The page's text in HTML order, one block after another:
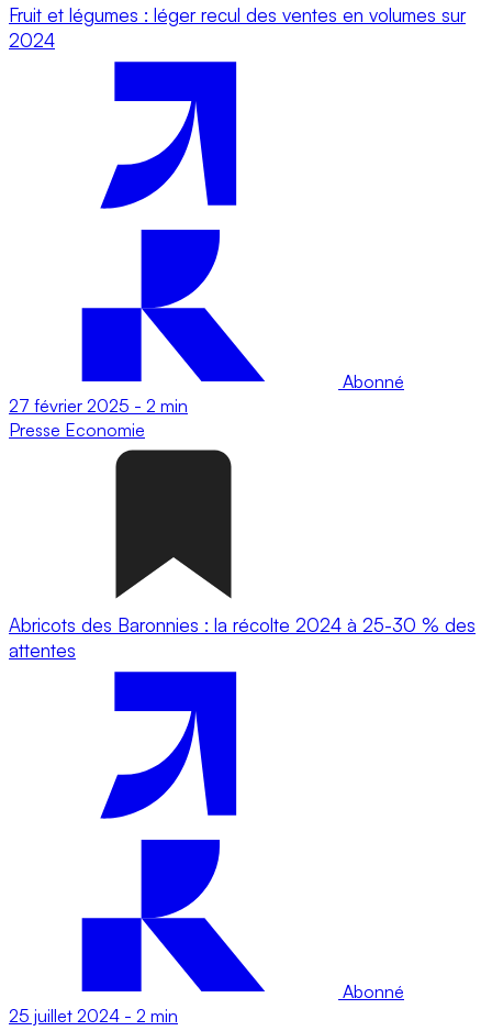
Fruit et légumes : léger recul des ventes en volumes sur
2024
Abonné
27 février 2025 - 2 min
Presse Economie
Abricots des Baronnies : la récolte 2024 à 25-30 % des
attentes
Abonné
25 juillet 2024 - 2 min